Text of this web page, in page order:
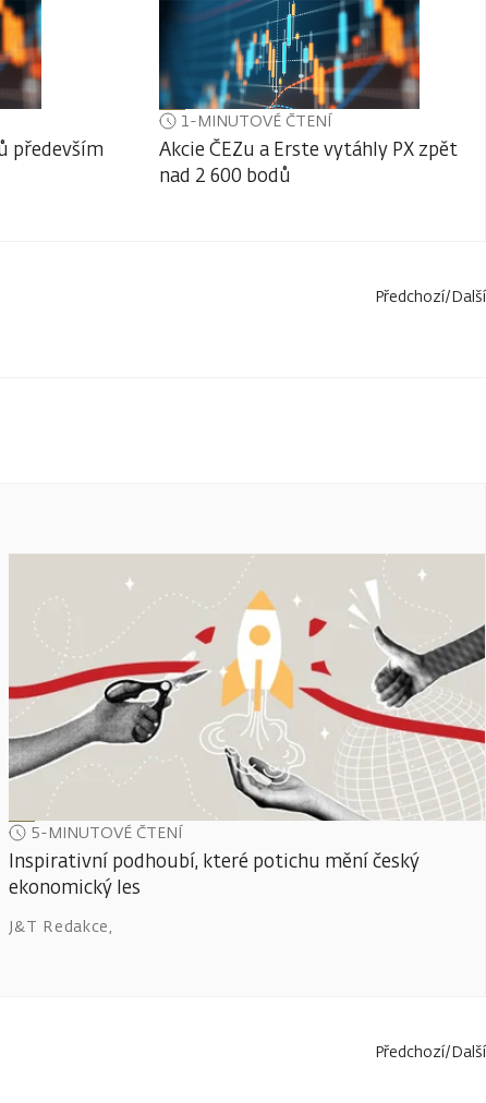
především
1-MINUTOVÉ ČTENÍ
Akcie ČEZu a Erste vytáhly PX zpět
nad 2 600 bodů
Předchozí/Další
5-MINUTOVÉ ČTENÍ
Inspirativní podhoubí, které potichu mění český
ekonomický les
J&T Redakce,
Předchozí/Další